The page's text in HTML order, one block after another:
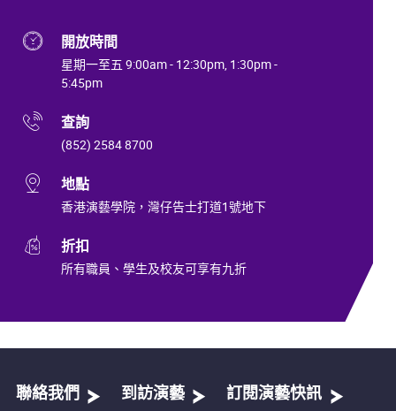
開放時間
星期一至五 9:00am - 12:30pm, 1:30pm -
5:45pm
查詢
(852) 2584 8700
地點
香港演藝學院，灣仔告士打道1號地下
折扣
所有職員、學生及校友可享有九折
聯絡我們 到訪演藝 訂閱演藝快訊